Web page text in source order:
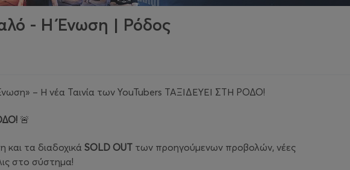
- Η Ένωση | Ρόδος
– Η νέα Ταινία των YouTubers ΤΑΞΙΔΕΥΕΙ ΣΤΗ ΡΟΔΟ!
🚨
και τα διαδοχικά SOLD OUT των προηγούμενων προβολών, νέες
στο σύστημα!